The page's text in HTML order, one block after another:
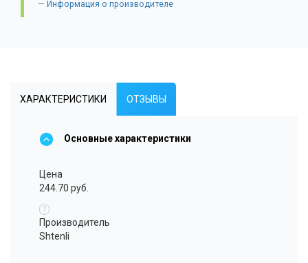
Информация о производителе
ХАРАКТЕРИСТИКИ ОТЗЫВЫ
Основные характеристики
Цена
244.70 руб.
?
Производитель
Shtenli